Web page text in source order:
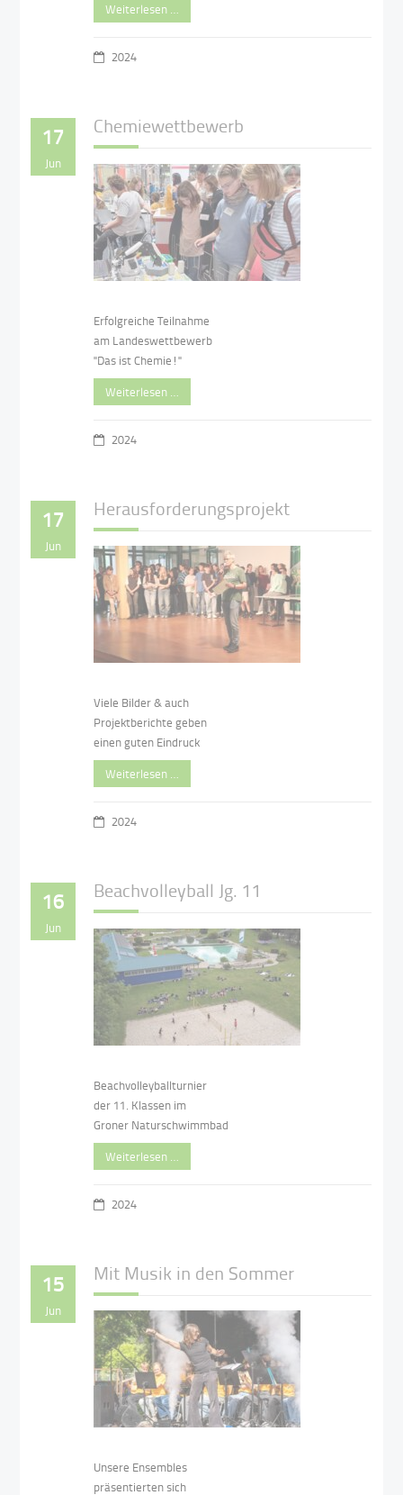
Weiterlesen …
2024
17
Jun
Chemiewettbewerb
Erfolgreiche Teilnahme
am Landeswettbewerb
"Das ist Chemie!"
Weiterlesen …
2024
17
Jun
Herausforderungsprojekt
Viele Bilder & auch
Projektberichte geben
einen guten Eindruck
Weiterlesen …
2024
16
Jun
Beachvolleyball Jg. 11
Beachvolleyballturnier
der 11. Klassen im
Groner Naturschwimmbad
Weiterlesen …
2024
15
Jun
Mit Musik in den Sommer
Unsere Ensembles
präsentierten sich